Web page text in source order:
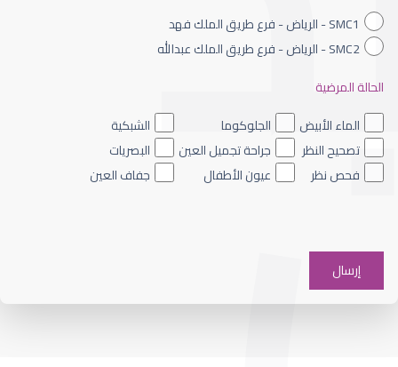
ضعف نظر العين اليسرى
SMC1 - الرياض - فرع طريق الملك فهد
SMC2 - الرياض - فرع طريق الملك عبدالله
الحالة المرضية
الماء الأبيض
الجلوكوما
الشبكية
تصحيح النظر
جراحة تجميل العين
البصريات
فحص نظر
عيون الأطفال جفاف العين